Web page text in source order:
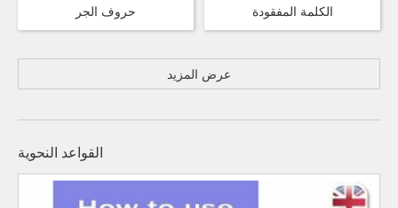
حروف الجر الكلمة المفقودة
عرض المزيد
القواعد النحوية